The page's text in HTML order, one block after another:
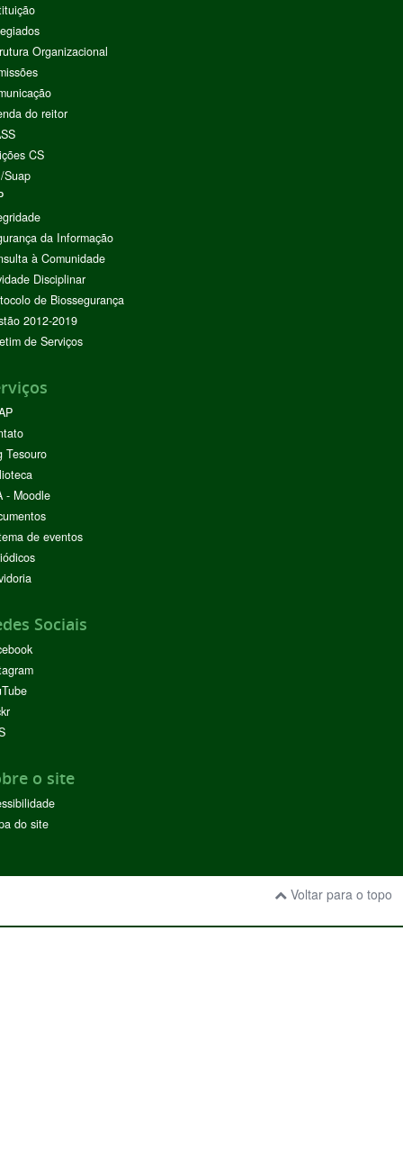
Organizacional
do reitor
CS
Suap
da Informação
à Comunidade
Disciplinar
de Biossegurança
2012-2019
de Serviços
Tesouro
- Moodle
de eventos
Sociais
o site
do site
Voltar para o topo